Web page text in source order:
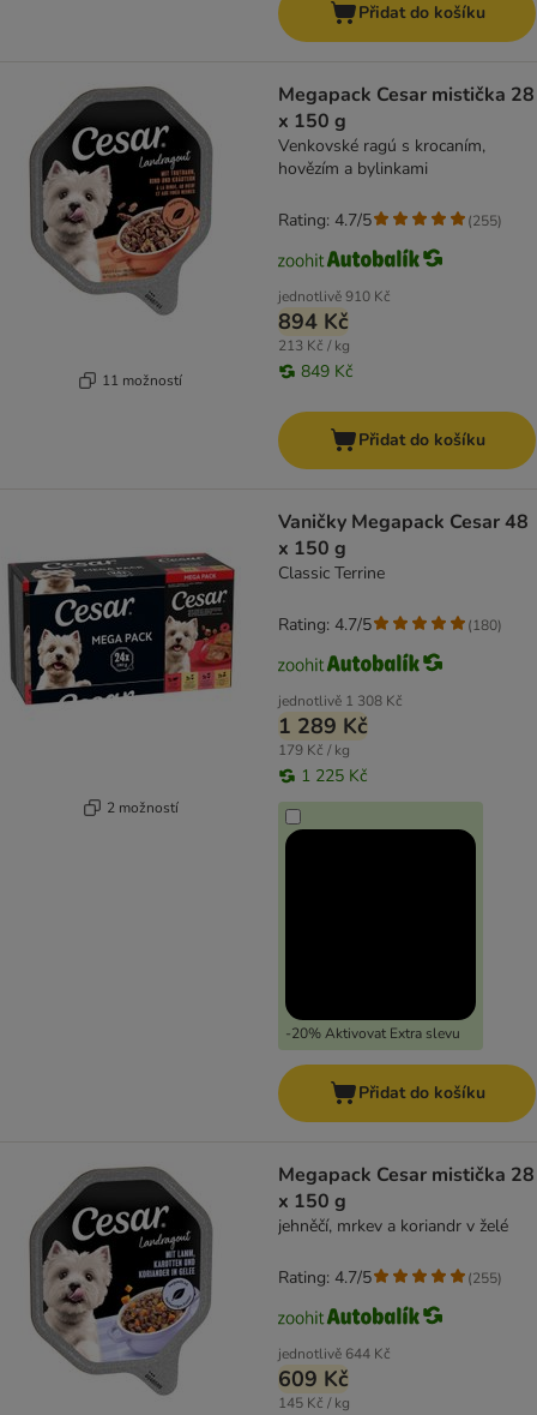
Přidat do košíku
11 možností
Megapack Cesar mistička 28
x 150 g
Venkovské ragú s krocaním,
hovězím a bylinkami
jednotlivě910 Kč
894 Kč
213 Kč / kg
849 Kč
Rating: 4.7/5 (255)
Přidat do košíku
2 možností
Vaničky Megapack Cesar 48
x 150 g
Classic Terrine
jednotlivě 1 308 Kč
1 289 Kč
179 Kč / kg
1 225 Kč
-20% Aktivovat Extra slevu
Rating: 4.7/5 (180)
Přidat do košíku
Megapack Cesar mistička 28
x 150 g
jehněčí, mrkev a koriandr v želé
jednotlivě 644 Kč
609 Kč
145 Kč / kg
Rating: 4.7/5 (255)